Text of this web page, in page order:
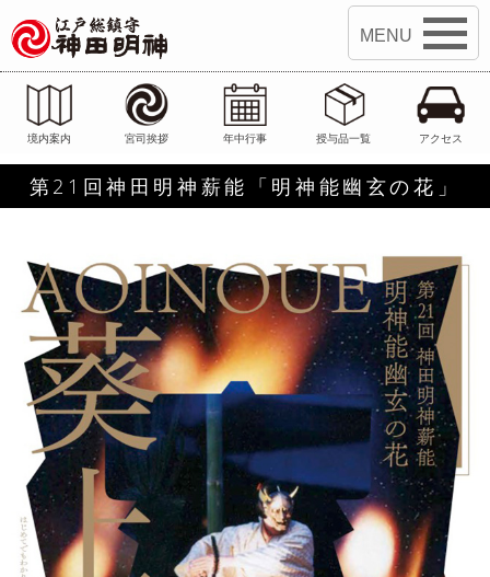
境内案内 宮司挨拶 年中行事 授与品一覧 アクセス
第21回神田明神薪能「明神能幽玄の花」